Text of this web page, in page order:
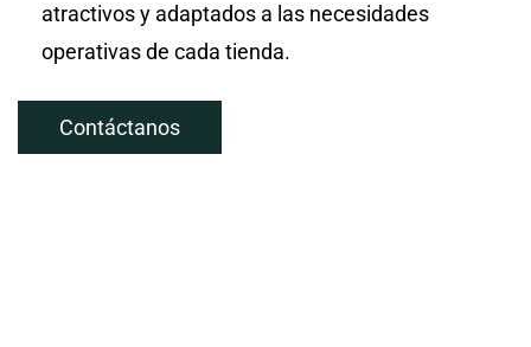
atractivos y adaptados a las necesidades
operativas de cada tienda.
Contáctanos